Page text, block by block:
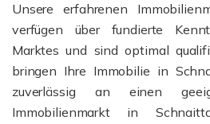
Unsere erfahrenen
verfügen über fundierte
Marktes und sind optimal
bringen Ihre Immobilie in
zuverlässig an einen
Immobilienmarkt in